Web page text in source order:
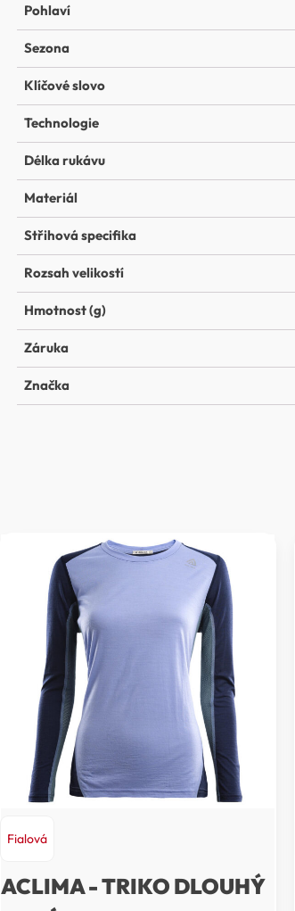
Pohlaví
Sezona
Klíčové slovo
Technologie
Délka rukávu
Materiál
Střihová specifika
Rozsah velikostí
Hmotnost (g)
Záruka
Značka
Fialová
ACLIMA - TRIKO DLOUHÝ